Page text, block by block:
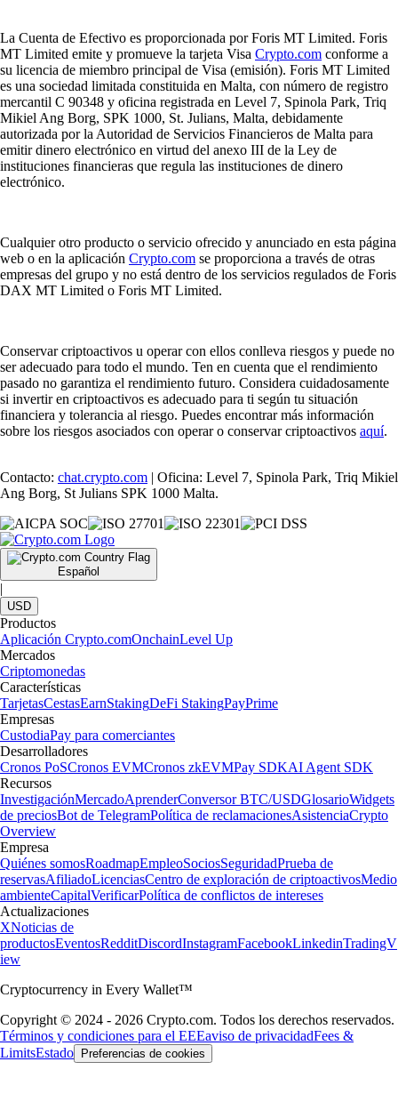
La Cuenta de Efectivo es proporcionada por Foris MT Limited. Foris
MT Limited emite y promueve la tarjeta Visa Crypto.com conforme a
su licencia de miembro principal de Visa (emisión). Foris MT Limited
es una sociedad limitada constituida en Malta, con número de registro
mercantil C 90348 y oficina registrada en Level 7, Spinola Park, Triq
Mikiel Ang Borg, SPK 1000, St. Julians, Malta, debidamente
autorizada por la Autoridad de Servicios Financieros de Malta para
emitir dinero electrónico en virtud del anexo III de la Ley de
instituciones financieras que regula las instituciones de dinero
electrónico.
Cualquier otro producto o servicio ofrecido y anunciado en esta página
web o en la aplicación Crypto.com se proporciona a través de otras
empresas del grupo y no está dentro de los servicios regulados de Foris
DAX MT Limited o Foris MT Limited.
Conservar criptoactivos u operar con ellos conlleva riesgos y puede no
ser adecuado para todo el mundo. Ten en cuenta que el rendimiento
pasado no garantiza el rendimiento futuro. Considera cuidadosamente
si invertir en criptoactivos es adecuado para ti según tu situación
financiera y tolerancia al riesgo. Puedes encontrar más información
sobre los riesgos asociados con operar o conservar criptoactivos aquí.
Contacto: chat.crypto.com | Oficina: Level 7, Spinola Park, Triq Mikiel
Ang Borg, St Julians SPK 1000 Malta.
Español
|
USD
Productos
Aplicación Crypto.comOnchainLevel Up
Mercados
Criptomonedas
Características
TarjetasCestasEarnStakingDeFi StakingPayPrime
Empresas
CustodiaPay para comerciantes
Desarrolladores
Cronos PoSCronos EVMCronos zkEVMPay SDKAI Agent SDK
Recursos
InvestigaciónMercadoAprenderConversor BTC/USDGlosarioWidgets
de preciosBot de TelegramPolítica de reclamacionesAsistenciaCrypto
Overview
Empresa
Quiénes somosRoadmapEmpleoSociosSeguridadPrueba de
reservasAfiliadoLicenciasCentro de exploración de criptoactivosMedio
ambienteCapitalVerificarPolítica de conflictos de intereses
Actualizaciones
XNoticias de
productosEventosRedditDiscordInstagramFacebookLinkedinTradingV
iew
Cryptocurrency in Every Wallet™
Copyright © 2024 - 2026 Crypto.com. Todos los derechos reservados.
Términos y condiciones para el EEEaviso de privacidadFees &
LimitsEstado Preferencias de cookies